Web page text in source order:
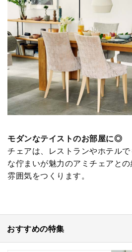
モダンなテイストのお部屋に◎
チェアは、レストランやホテル
な佇まいが魅力のアミチェアと
雰囲気をつくります。
おすすめの特集